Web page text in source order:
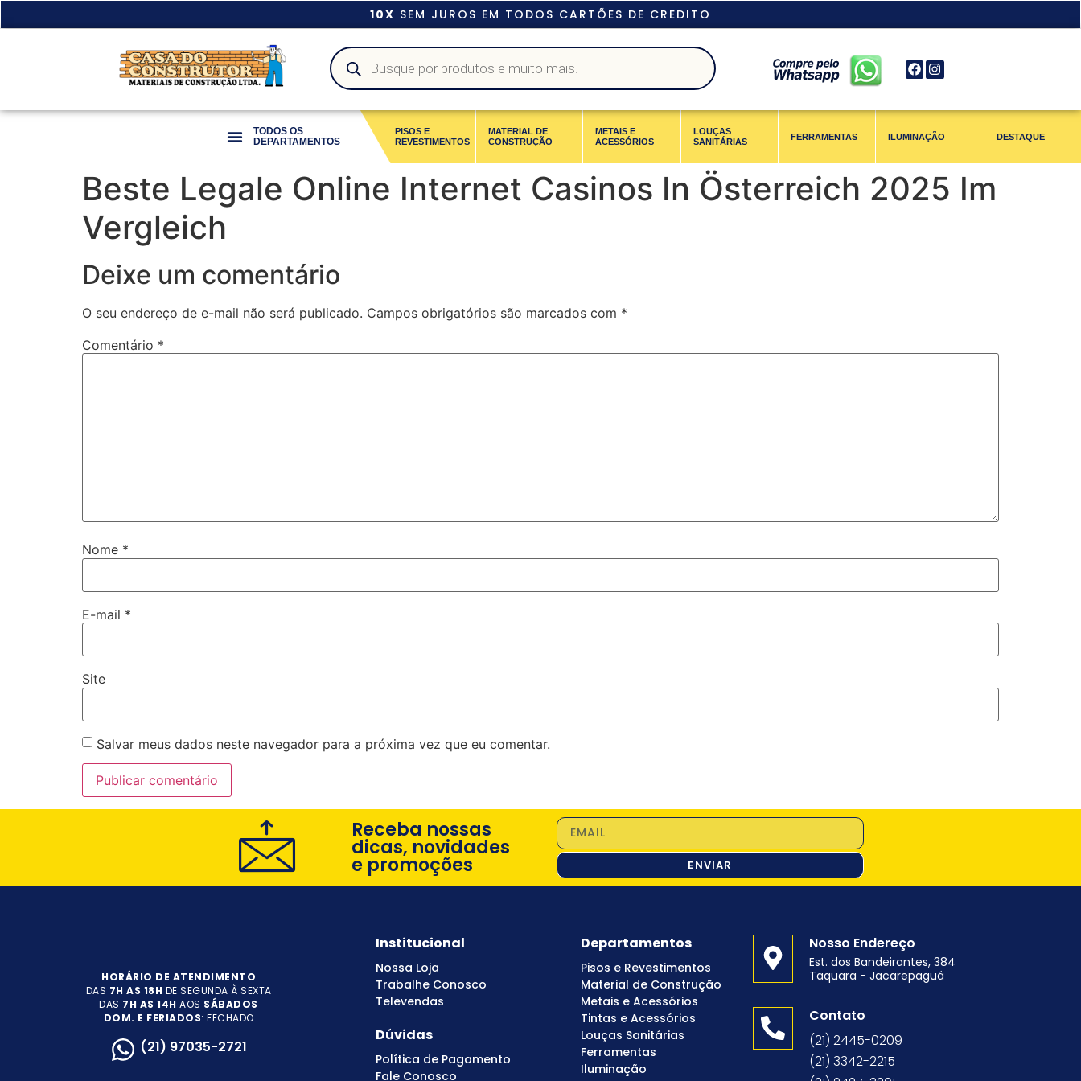
10X SEM JUROS EM TODOS CARTÕES DE CREDITO
TODOS OS
DEPARTAMENTOS
PISOS E
REVESTIMENTOS
MATERIAL DE
CONSTRUÇÃO
METAIS E
ACESSÓRIOS
LOUÇAS
SANITÁRIAS
FERRAMENTAS ILUMINAÇÃO DESTAQUE
Beste Legale Online Internet Casinos In Österreich 2025 Im
Vergleich
Deixe um comentário
O seu endereço de e-mail não será publicado. Campos obrigatórios são marcados com *
Comentário *
Nome *
E-mail *
Site
Salvar meus dados neste navegador para a próxima vez que eu comentar.
Receba nossas
dicas, novidades
e promoções ENVIAR
HORÁRIO DE ATENDIMENTO
DAS 7H AS 18H DE SEGUNDA À SEXTA
DAS 7H AS 14H AOS SÁBADOS
DOM. E FERIADOS: FECHADO
(21) 97035-2721
Institucional
Nossa Loja
Trabalhe Conosco
Televendas
Dúvidas
Política de Pagamento
Fale Conosco
Departamentos
Pisos e Revestimentos
Material de Construção
Metais e Acessórios
Tintas e Acessórios
Louças Sanitárias
Ferramentas
Iluminação
Nosso Endereço
Est. dos Bandeirantes, 384
Taquara - Jacarepaguá
Contato
(21) 2445-0209
(21) 3342-2215